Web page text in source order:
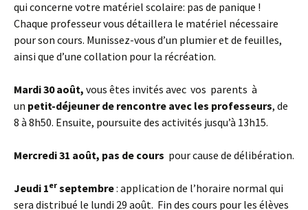
qui concerne votre matériel scolaire: pas de panique !
Chaque professeur vous détaillera le matériel nécessaire
pour son cours. Munissez-vous d’un plumier et de feuilles,
ainsi que d’une collation pour la récréation.
Mardi 30 août, vous êtes invités avec vos parents à
un petit-déjeuner de rencontre avec les professeurs, de
8 à 8h50. Ensuite, poursuite des activités jusqu’à 13h15.
Mercredi 31 août, pas de cours pour cause de délibération.
Jeudi 1er septembre: application de l’horaire normal qui
sera distribué le lundi 29 août. Fin des cours pour les élèves